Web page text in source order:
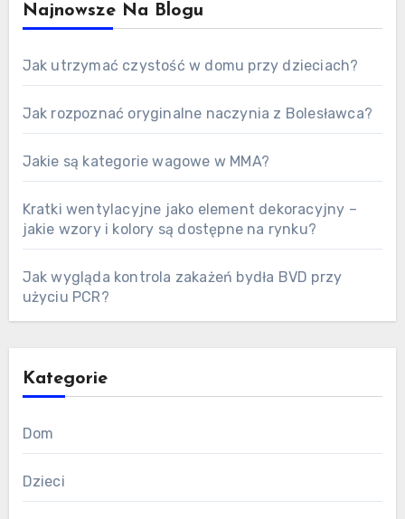
Najnowsze Na Blogu
Jak utrzymać czystość w domu przy dzieciach?
Jak rozpoznać oryginalne naczynia z Bolesławca?
Jakie są kategorie wagowe w MMA?
Kratki wentylacyjne jako element dekoracyjny –
jakie wzory i kolory są dostępne na rynku?
Jak wygląda kontrola zakażeń bydła BVD przy
użyciu PCR?
Kategorie
Dom
Dzieci